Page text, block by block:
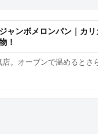
ャンボメロンパン｜カリ
！
。オーブンで温めるとさ